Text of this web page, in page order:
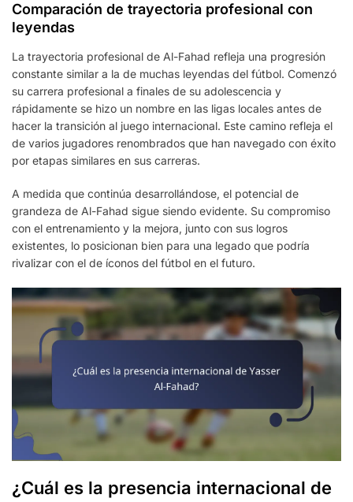
Comparación de trayectoria profesional con
leyendas
La trayectoria profesional de Al-Fahad refleja una progresión
constante similar a la de muchas leyendas del fútbol. Comenzó
su carrera profesional a finales de su adolescencia y
rápidamente se hizo un nombre en las ligas locales antes de
hacer la transición al juego internacional. Este camino refleja el
de varios jugadores renombrados que han navegado con éxito
por etapas similares en sus carreras.
A medida que continúa desarrollándose, el potencial de
grandeza de Al-Fahad sigue siendo evidente. Su compromiso
con el entrenamiento y la mejora, junto con sus logros
existentes, lo posicionan bien para una legado que podría
rivalizar con el de íconos del fútbol en el futuro.
¿Cuál es la presencia internacional de